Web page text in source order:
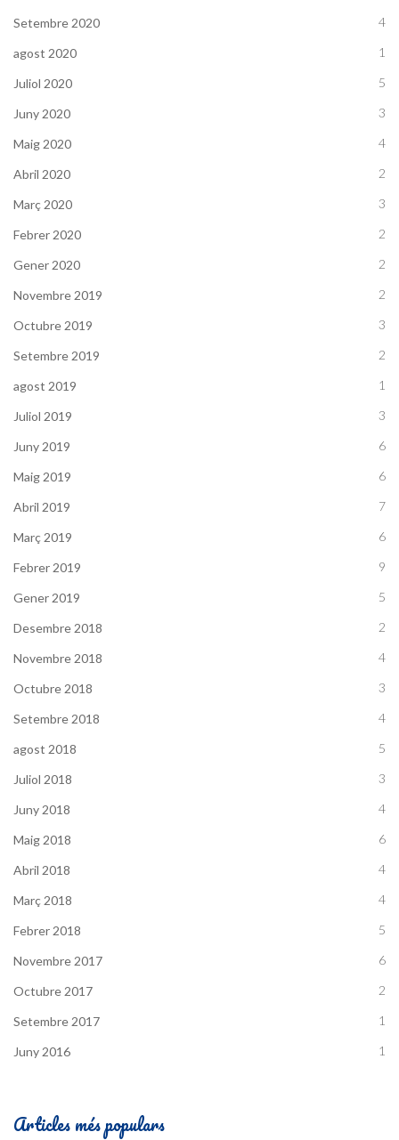
Setembre 2020
4
agost 2020 1
Juliol 2020 5
Juny 2020 3
Maig 2020 4
Abril 2020 2
Març 2020 3
Febrer 2020 2
Gener 2020 2
Novembre 2019 2
Octubre 2019 3
Setembre 2019 2
agost 2019 1
Juliol 2019 3
Juny 2019 6
Maig 2019 6
Abril 2019 7
Març 2019 6
Febrer 2019 9
Gener 2019 5
Desembre 2018 2
Novembre 2018 4
Octubre 2018 3
Setembre 2018 4
agost 2018 5
Juliol 2018 3
Juny 2018 4
Maig 2018 6
Abril 2018 4
Març 2018 4
Febrer 2018 5
Novembre 2017 6
Octubre 2017 2
Setembre 2017 1
Juny 2016 1
Articles més populars